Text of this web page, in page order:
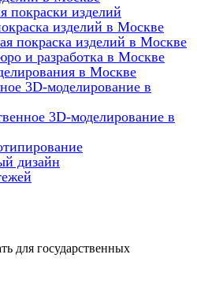
покраски изделий
изделий в Москве
покраска изделий в Москве
и разработка в Москве
в Москве
3D-моделирование в
3D-моделирование в
дизайн
для государственных